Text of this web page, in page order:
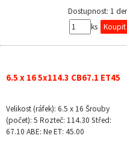
Dostupnost: 1
ks
6.5 x 16 5x114.3 CB67.1 ET45
Velikost (ráfek): 6.5 x 16 Šrouby
(počet): 5 Rozteč: 114.30 Střed:
67.10 ABE: Ne ET: 45.00